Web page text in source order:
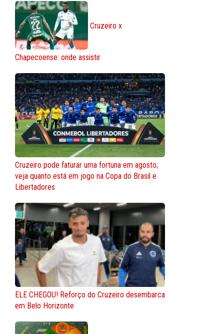
Cruzeiro x
Chapecoense: onde assistir
Cruzeiro pode faturar uma fortuna em agosto;
veja quanto está em jogo na Copa do Brasil e
Libertadores
ELE CHEGOU! Reforço do Cruzeiro desembarca
em Belo Horizonte